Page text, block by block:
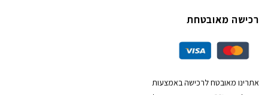
רכישה מאובטחת
אתרינו מאובטח לרכישה באמצעות